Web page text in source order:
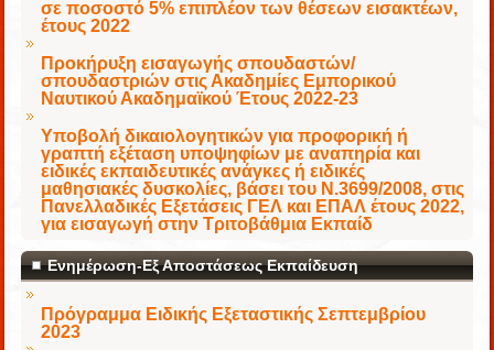
σε ποσοστό 5% επιπλέον των θέσεων εισακτέων,
έτους 2022
Προκήρυξη εισαγωγής σπουδαστών/
σπουδαστριών στις Ακαδημίες Εμπορικού
Ναυτικού Ακαδημαϊκού Έτους 2022-23
Υποβολή δικαιολογητικών για προφορική ή
γραπτή εξέταση υποψηφίων με αναπηρία και
ειδικές εκπαιδευτικές ανάγκες ή ειδικές
μαθησιακές δυσκολίες, βάσει του Ν.3699/2008, στις
Πανελλαδικές Εξετάσεις ΓΕΛ και ΕΠΑΛ έτους 2022,
για εισαγωγή στην Τριτοβάθμια Εκπαίδ
Ενημέρωση-Εξ Αποστάσεως Εκπαίδευση
Πρόγραμμα Ειδικής Εξεταστικής Σεπτεμβρίου
2023